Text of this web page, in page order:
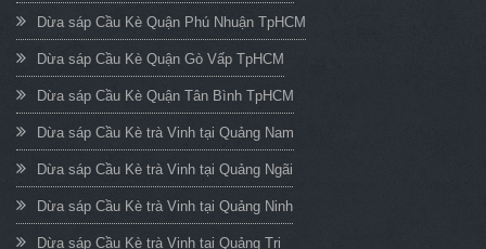
Dừa sáp Cầu Kè Quận Phú Nhuận TpHCM
Dừa sáp Cầu Kè Quận Gò Vấp TpHCM
Dừa sáp Cầu Kè Quận Tân Bình TpHCM
Dừa sáp Cầu Kè trà Vinh tại Quảng Nam
Dừa sáp Cầu Kè trà Vinh tại Quảng Ngãi
Dừa sáp Cầu Kè trà Vinh tại Quảng Ninh
Dừa sáp Cầu Kè trà Vinh tại Quảng Trị